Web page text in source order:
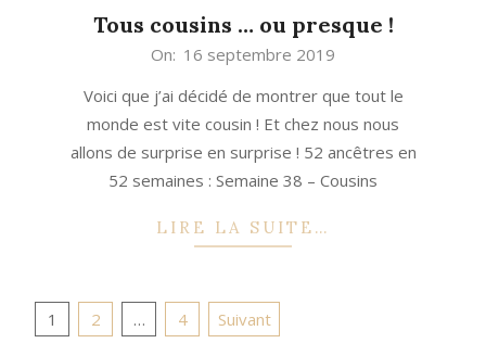
Tous cousins … ou presque !
On: 16 septembre 2019
Voici que j’ai décidé de montrer que tout le
monde est vite cousin ! Et chez nous nous
allons de surprise en surprise ! 52 ancêtres en
52 semaines : Semaine 38 – Cousins
LIRE LA SUITE…
Pagination
1 2 … 4 Suivant